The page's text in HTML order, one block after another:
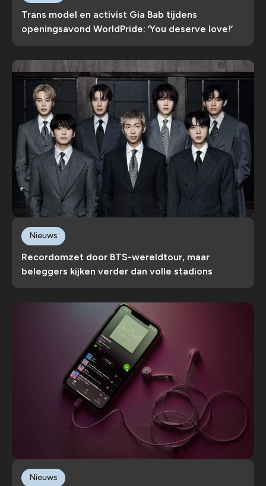
Trans model en activist Gia Bab tijdens
openingsavond WorldPride: ‘You deserve love!’
Recordomzet door BTS-wereldtour, maar
beleggers kijken verder dan volle stadions
Nieuws
Nieuws